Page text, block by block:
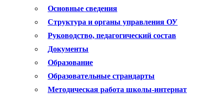
Основные сведения
Структура и органы управления ОУ
Руководство, педагогический состав
Документы
Образование
Образовательные страндарты
Методическая работа школы-интернат